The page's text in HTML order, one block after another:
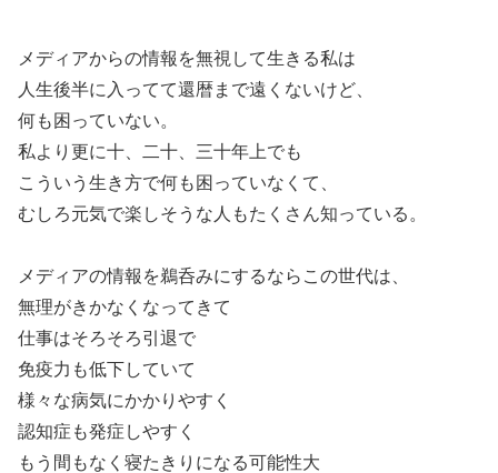
メディアからの情報を無視して生きる私は
人生後半に入ってて還暦まで遠くないけど、
何も困っていない。
私より更に十、二十、三十年上でも
こういう生き方で何も困っていなくて、
むしろ元気で楽しそうな人もたくさん知っている。
メディアの情報を鵜呑みにするならこの世代は、
無理がきかなくなってきて
仕事はそろそろ引退で
免疫力も低下していて
様々な病気にかかりやすく
認知症も発症しやすく
もう間もなく寝たきりになる可能性大